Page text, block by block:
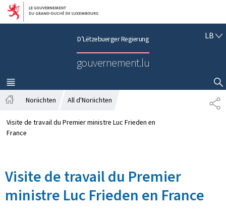
Bei den Haaptmenü goen
Bei den Inhalt goen
D’Lëtzebuerger Regierung
gouvernement.lu
LBL
E
B
U
E
MENÜ
HAAPT-
SHOW HIDE SEARCH
S
H
t
a
ä
t
Noriichten All d'Noriichten
Visite de travail du Premier ministre Luc Frieden en
France
Visite de travail du Premier
ministre Luc Frieden en France